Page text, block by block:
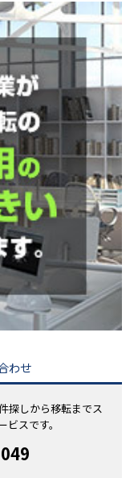
わせ
探しから移転までス
スです。